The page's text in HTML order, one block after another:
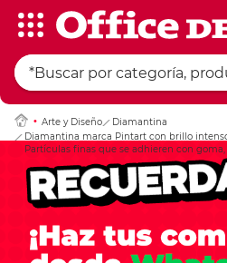
Arte y Diseño
Diamantina
Diamantina marca Pintart con brillo
Partículas finas que se adhieren con